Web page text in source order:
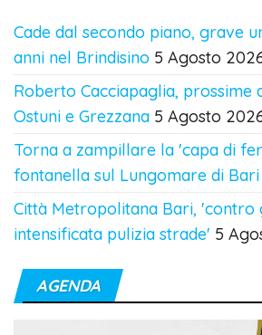
Cade dal secondo piano, grave
anni nel Brindisino 5 Agosto
Roberto Cacciapaglia, prossime
Ostuni e Grezzana 5 Agosto
Torna a zampillare la 'capa di
fontanella sul Lungomare di Bari
Città Metropolitana Bari, 'contro
intensificata pulizia strade' 5
AGENDA